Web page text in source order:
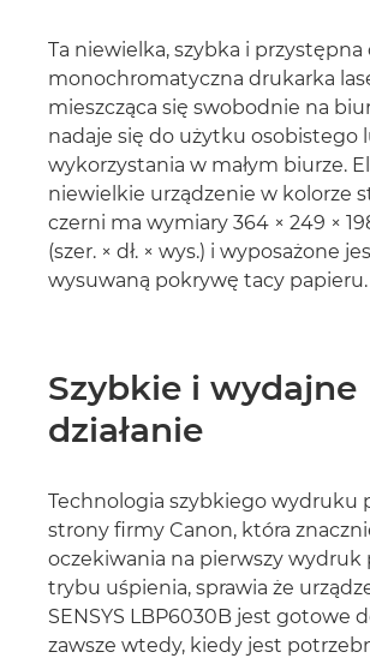
Ta niewielka, szybka i
monochromatyczna drukarka
mieszcząca się swobodnie na
nadaje się do użytku osobistego
wykorzystania w małym biurze.
niewielkie urządzenie w kolorze
czerni ma wymiary 364 × 249 ×
(szer. × dł. × wys.) i wyposażone
wysuwaną pokrywę tacy papieru.
Szybkie i wydajne
działanie
Technologia szybkiego wydruku
strony firmy Canon, która
oczekiwania na pierwszy wydruk
trybu uśpienia, sprawia że
SENSYS LBP6030B jest gotowe
zawsze wtedy, kiedy jest